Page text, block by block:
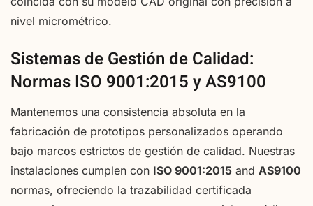
nivel micrométrico.
Sistemas de Gestión de Calidad:
Normas ISO 9001:2015 y AS9100
Mantenemos una consistencia absoluta en la
fabricación de prototipos personalizados operando
bajo marcos estrictos de gestión de calidad. Nuestras
instalaciones cumplen con ISO 9001:2015 and AS9100
normas, ofreciendo la trazabilidad certificada